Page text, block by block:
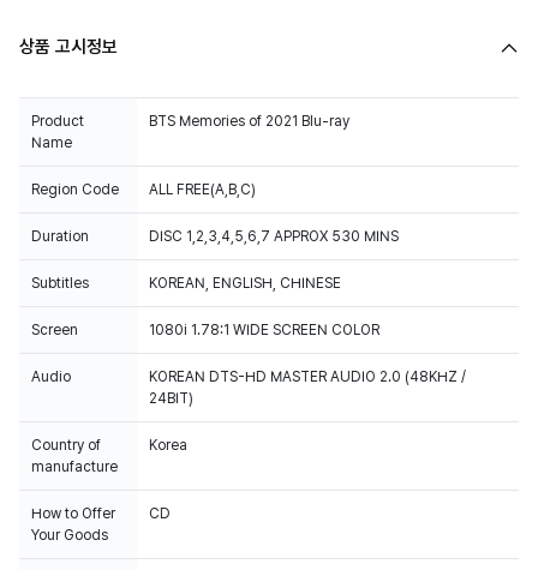
상품 고시정보
Product
Name
BTS Memories of 2021 Blu-ray
Region Code ALL FREE(A,B,C)
Duration DISC 1,2,3,4,5,6,7 APPROX 530 MINS
Subtitles KOREAN, ENGLISH, CHINESE
Screen
Audio
KOREAN DTS-HD MASTER AUDIO 2.0 (48KHZ /
24BIT)
Country of
manufacture
Korea
How to Offer
Your Goods
CD